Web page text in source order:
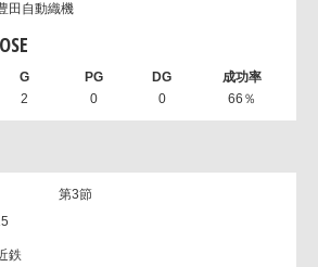
田自動織機
2 0 0 66％
第3節
鉄